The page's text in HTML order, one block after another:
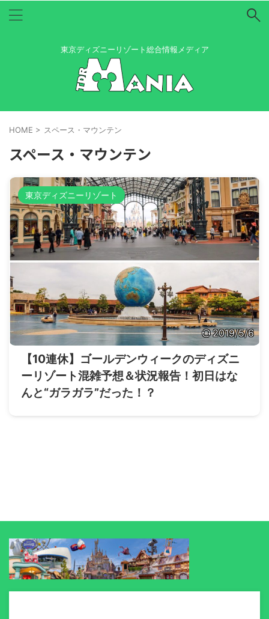
東京ディズニーリゾート総合情報メディア
HOME > スペース・マウンテン
スペース・マウンテン
東京ディズニーリゾート
2019/5/6
【10連休】ゴールデンウィークのディズニ
ーリゾート混雑予想＆状況報告！初日はな
んと“ガラガラ”だった！？